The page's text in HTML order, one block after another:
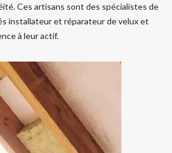
Ces artisans sont des spécialistes de
installateur et réparateur de velux et
à leur actif.